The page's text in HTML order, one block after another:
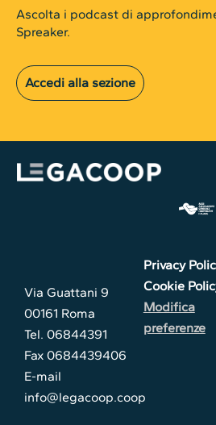
Ascolta i podcast di
Spreaker.
Accedi alla sezione
Via Guattani 9
00161 Roma
Tel. 06844391
Fax 0684439406
E-mail
info@legacoop.coop
Privacy
Cookie
Modifica
preferenze